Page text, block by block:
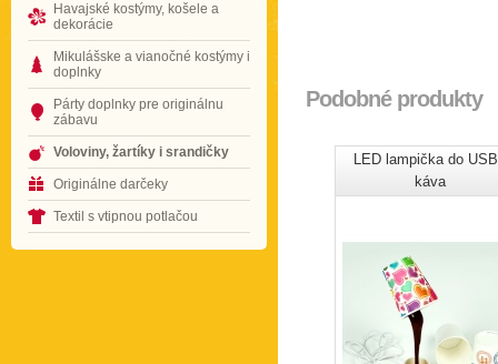
Havajské kostýmy, košele a
dekorácie
Mikulášske a vianočné kostýmy i
doplnky
Párty doplnky pre originálnu
zábavu
Voloviny, žartíky i srandičky
Originálne darčeky
Textil s vtipnou potlačou
Podobné produkty
LED lampička do
káva